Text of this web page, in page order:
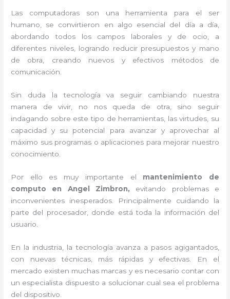
Las computadoras son una herramienta para el ser
humano, se convirtieron en algo esencial del día a día,
abordando todos los campos laborales y de ocio, a
diferentes niveles, logrando reducir presupuestos y mano
de obra, creando nuevos y efectivos métodos de
comunicación.
Sin duda la tecnología va seguir cambiando nuestra
manera de vivir, no nos queda de otra, sino seguir
indagando sobre este tipo de herramientas, las virtudes, su
capacidad y su potencial para avanzar y aprovechar al
máximo sus programas o aplicaciones para mejorar nuestro
conocimiento.
Por ello es muy importante el mantenimiento de
computo en Angel Zimbron, evitando problemas e
inconvenientes inesperados. Principalmente cuidando la
parte del procesador, donde está toda la información del
usuario.
En la industria, la tecnología avanza a pasos agigantados,
con nuevas técnicas, más rápidas y efectivas . En el
mercado existen muchas marcas y es necesario contar con
un especialista dispuesto a solucionar cual sea el problema
del dispositivo.